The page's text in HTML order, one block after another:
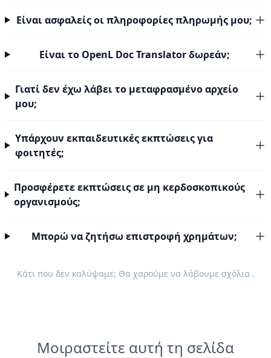
Είναι ασφαλείς οι πληροφορίες πληρωμής μου;
Είναι το OpenL Doc Translator δωρεάν;
Γιατί δεν έχω λάβει το μεταφρασμένο αρχείο
μου;
Υπάρχουν εκπαιδευτικές εκπτώσεις για
φοιτητές;
Προσφέρετε εκπτώσεις σε μη κερδοσκοπικούς
οργανισμούς;
Μπορώ να ζητήσω επιστροφή χρημάτων;
Κάτι που δεν καλύψαμε; Θα χαρούμε να λάβουμε σχόλια.
Μοιραστείτε αυτή τη σελίδα